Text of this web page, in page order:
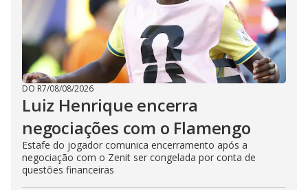
DO R7/08/08/2026
Luiz Henrique encerra
negociações com o Flamengo
Estafe do jogador comunica encerramento após a
negociação com o Zenit ser congelada por conta de
questões financeiras